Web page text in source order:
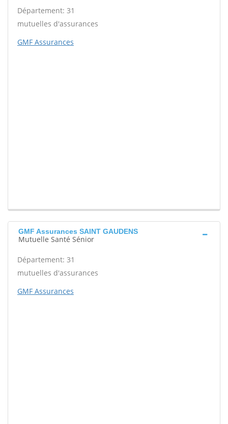
Département: 31
mutuelles d'assurances
GMF Assurances
GMF Assurances SAINT GAUDENS
Mutuelle Santé Sénior
Département: 31
mutuelles d'assurances
GMF Assurances